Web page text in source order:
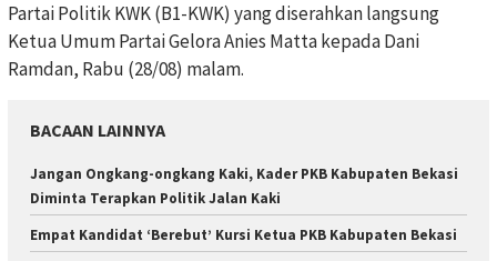
Partai Politik KWK (B1-KWK) yang diserahkan langsung
Ketua Umum Partai Gelora Anies Matta kepada Dani
Ramdan, Rabu (28/08) malam.
BACAAN LAINNYA
Jangan Ongkang-ongkang Kaki, Kader PKB Kabupaten Bekasi
Diminta Terapkan Politik Jalan Kaki
Empat Kandidat ‘Berebut’ Kursi Ketua PKB Kabupaten Bekasi